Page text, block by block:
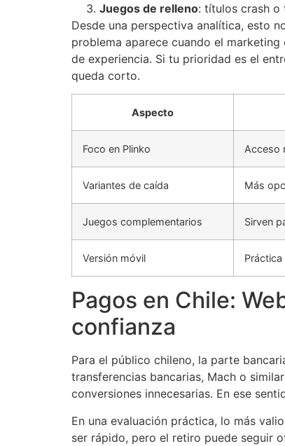
Juegos de relleno: títulos crash o
Desde una perspectiva analítica, esto
problema aparece cuando el
de experiencia. Si tu prioridad es el
queda corto.
Aspecto
Foco en Plinko Acceso
Variantes de caída Más
Juegos complementarios Sirven
Versión móvil
Pagos en Chile:
confianza
Para el público chileno, la parte
transferencias bancarias, Mach o
conversiones innecesarias. En ese
En una evaluación práctica, lo más
ser rápido, pero el retiro puede seguir